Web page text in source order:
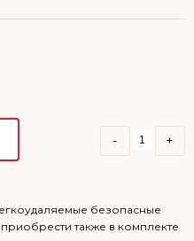
- +
безопасные
также в комплекте